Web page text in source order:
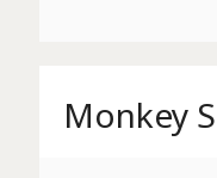
Monkey